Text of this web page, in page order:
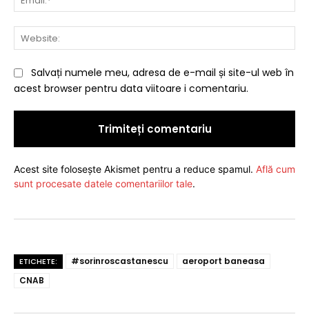
Salvați numele meu, adresa de e-mail și site-ul web în
acest browser pentru data viitoare i comentariu.
Acest site folosește Akismet pentru a reduce spamul. Află cum
sunt procesate datele comentariilor tale.
ETICHETE: #sorinroscastanescu
aeroport baneasa
CNAB